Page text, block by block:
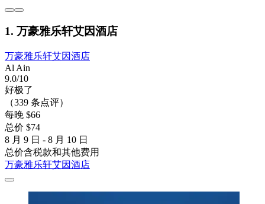
1. 万豪雅乐轩艾因酒店
万豪雅乐轩艾因酒店
Al Ain
9.0/10
好极了
（339 条点评）
每晚 $66
总价 $74
8 月 9 日 - 8 月 10 日
总价含税款和其他费用
万豪雅乐轩艾因酒店